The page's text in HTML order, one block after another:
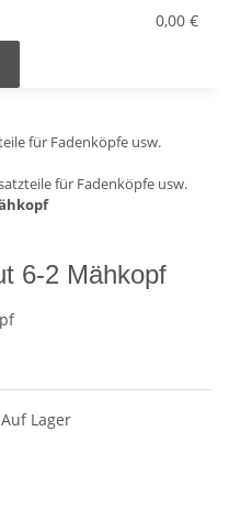
0,00 €
für Fadenköpfe usw.
für Fadenköpfe usw.
6-2 Mähkopf
Auf Lager